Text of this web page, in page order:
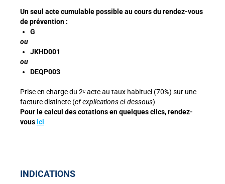
Un seul acte cumulable possible au cours du rendez-vous
de prévention :
G
ou
JKHD001
ou
DEQP003
Prise en charge du 2ᵉ acte au taux habituel (70%) sur une
facture distincte (cf explications ci-dessous)
Pour le calcul des cotations en quelques clics, rendez-
vousici
INDICATIONS